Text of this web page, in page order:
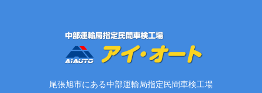
尾張旭市にある中部運輸局指定民間車検工場